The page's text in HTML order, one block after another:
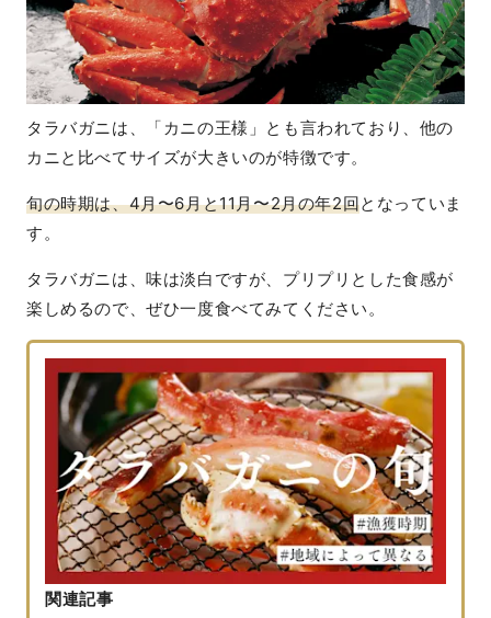
タラバガニは、「カニの王様」とも言われており、他の
カニと比べてサイズが大きいのが特徴です。
旬の時期は、4月〜6月と11月〜2月の年2回となっていま
す。
タラバガニは、味は淡白ですが、プリプリとした食感が
楽しめるので、ぜひ一度食べてみてください。
関連記事